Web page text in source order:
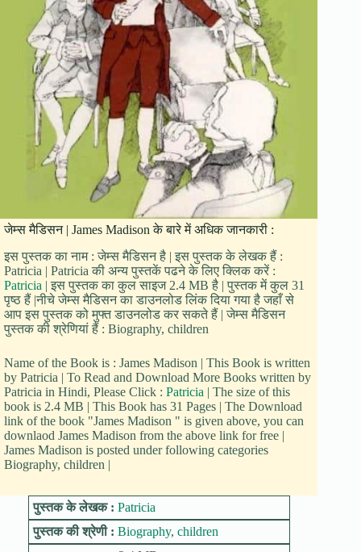
जेम्स मैडिसन | James Madison के बारे में अधिक जानकारी :
इस पुस्तक का नाम : जेम्स मैडिसन है | इस पुस्तक के लेखक हैं :
Patricia | Patricia की अन्य पुस्तकें पढने के लिए क्लिक करें :
Patricia | इस पुस्तक का कुल साइज 2.4 MB है | पुस्तक में कुल 31
पृष्ठ हैं |नीचे जेम्स मैडिसन का डाउनलोड लिंक दिया गया है जहाँ से
आप इस पुस्तक को मुफ्त डाउनलोड कर सकते हैं | जेम्स मैडिसन
पुस्तक की श्रेणियां हैं : Biography, children
Name of the Book is : James Madison | This Book is written
by Patricia | To Read and Download More Books written by
Patricia in Hindi, Please Click : Patricia | The size of this
book is 2.4 MB | This Book has 31 Pages | The Download
link of the book "James Madison " is given above, you can
downlaod James Madison from the above link for free |
James Madison is posted under following categories
Biography, children |
पुस्तक के लेखक : Patricia
पुस्तक की श्रेणी : Biography, children